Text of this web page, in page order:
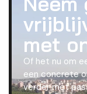
met
Of het nu om
een concrete
verder met